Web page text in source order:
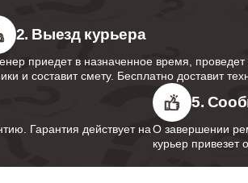
водонагревателей Bork
клапана
Bork
2. Выезд курьера
приедет в назначенное время, проведет
и составит смету. Бесплатно доставит
Гарантия действует на
5.
О завершении
курьер привезет